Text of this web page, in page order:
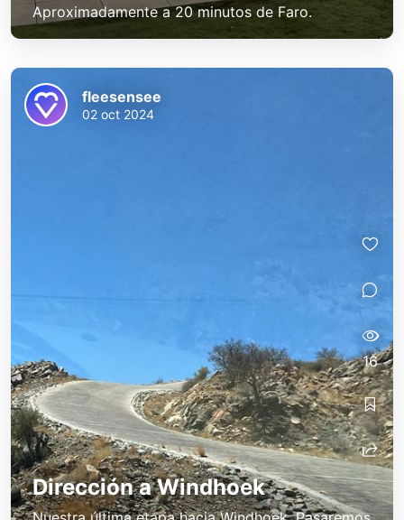
Aproximadamente a 20 minutos de Faro.
Dirección a Windhoek
fleesensee
02 oct 2024
16